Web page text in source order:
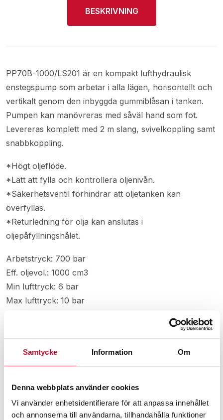
Samtycke Information Om
Denna webbplats använder cookies
Vi använder enhetsidentifierare för att anpassa innehållet
och annonserna till användarna, tillhandahålla funktioner
BESKRIVNING
PP70B-1000/LS201 är en kompakt lufthydraulisk
enstegspump som arbetar i alla lägen, horisontellt och
vertikalt genom den inbyggda gummiblåsan i tanken.
Pumpen kan manövreras med såväl hand som fot.
Levereras komplett med 2 m slang, svivelkoppling samt
snabbkoppling.
*Högt oljeflöde.
*Lätt att fylla och kontrollera oljenivån.
*Säkerhetsventil förhindrar att oljetanken kan
överfyllas.
*Returledning för olja kan anslutas i
oljepåfyllningshålet.
Arbetstryck: 700 bar
Eff. oljevol.: 1000 cm3
Min lufttryck: 6 bar
Max lufttryck: 10 bar
Slanglängd: 2 m
Vikt: 5,9 kg